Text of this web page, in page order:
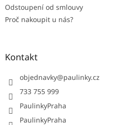
Odstoupení od smlouvy
Proč nakoupit u nás?
Kontakt
objednavky@paulinky.cz
733 755 999
PaulinkyPraha
PaulinkyPraha